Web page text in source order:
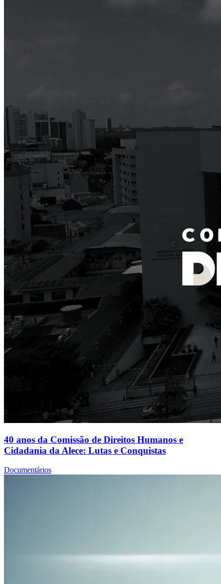
40 anos da Comissão de Direitos Humanos e
Cidadania da Alece: Lutas e Conquistas
Documentários